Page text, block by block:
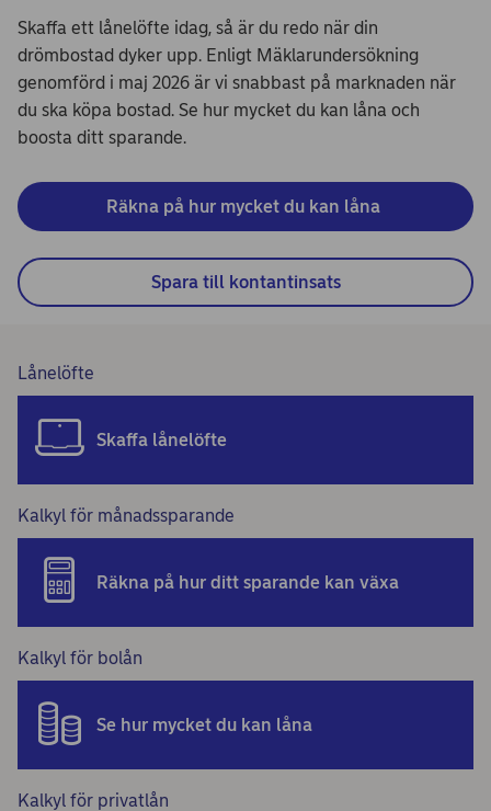
Skaffa ett lånelöfte idag, så är du redo när din
drömbostad dyker upp. Enligt Mäklarundersökning
genomförd i maj 2026 är vi snabbast på marknaden när
du ska köpa bostad. Se hur mycket du kan låna och
boosta ditt sparande.
Räkna på hur mycket du kan låna
Spara till kontantinsats
Lånelöfte
Skaffa lånelöfte
Kalkyl för månadssparande
Räkna på hur ditt sparande kan växa
Kalkyl för bolån
Se hur mycket du kan låna
Kalkyl för privatlån